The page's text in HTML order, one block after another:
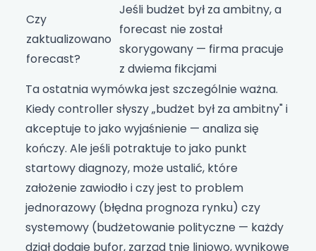
Czy
zaktualizowano
forecast?
Jeśli budżet był za ambitny, a
forecast nie został
skorygowany — firma pracuje
z dwiema fikcjami
Ta ostatnia wymówka jest szczególnie ważna.
Kiedy controller słyszy „budżet był za ambitny" i
akceptuje to jako wyjaśnienie — analiza się
kończy. Ale jeśli potraktuje to jako punkt
startowy diagnozy, może ustalić, które
założenie zawiodło i czy jest to problem
jednorazowy (błędna prognoza rynku) czy
systemowy (budżetowanie polityczne — każdy
dział dodaje bufor, zarząd tnie liniowo, wynikowe